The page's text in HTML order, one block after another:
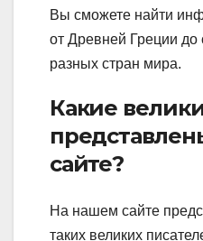
Вы сможете найти
от Древней Греции до
разных стран мира.
Какие
сайте?
На нашем сайте
таких великих